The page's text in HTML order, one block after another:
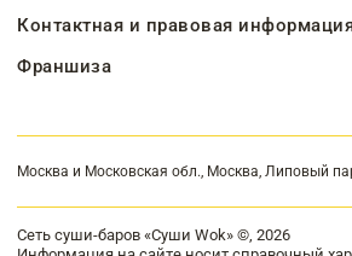
Контактная и правовая
Франшиза
Москва и Московская обл., Москва, Липовый
Сеть суши-баров «Суши Wok» ©, 2026